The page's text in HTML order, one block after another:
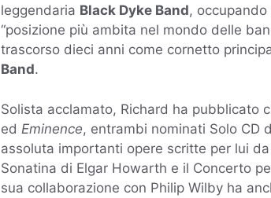
leggendaria Black Dyke Band,
“posizione più ambita nel mondo delle
trascorso dieci anni come cornetto
Band.
Solista acclamato, Richard ha pubblicato
ed Eminence, entrambi nominati Solo CD
assoluta importanti opere scritte per lui
Sonatina di Elgar Howarth e il Concerto
sua collaborazione con Philip Wilby ha